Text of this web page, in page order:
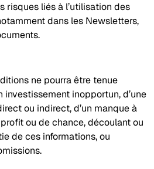
risques liés à l’utilisation des
dans les Newsletters,
ne pourra être tenue
investissement inopportun, d’une
ou indirect, d’un manque à
ou de chance, découlant ou
de ces informations, ou